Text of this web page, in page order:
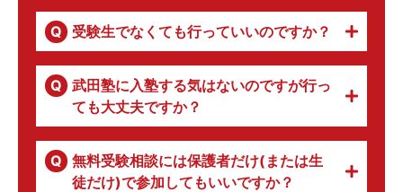
受験生でなくても行っていいのですか？
武田塾に入塾する気はないのですが行っ
ても大丈夫ですか？
無料受験相談には保護者だけ(または生
徒だけ)で参加してもいいですか？